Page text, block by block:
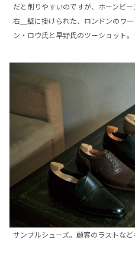
だと削りやすいのですが、ホーンビ
右＿壁に掛けられた、ロンドンのワ
ン・ロウ氏と早野氏のツーショット。
サンプルシューズ。顧客のラストな